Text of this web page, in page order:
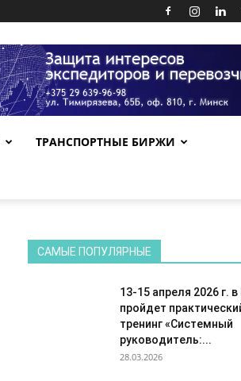
ТРАНСПОРТНЫЕ БИРЖИ
САМЫЕ ПОПУЛЯРНЫЕ
13-15 апреля 2026 г.
пройдет
тренинг «Системный
руководитель:...
28.03.2026